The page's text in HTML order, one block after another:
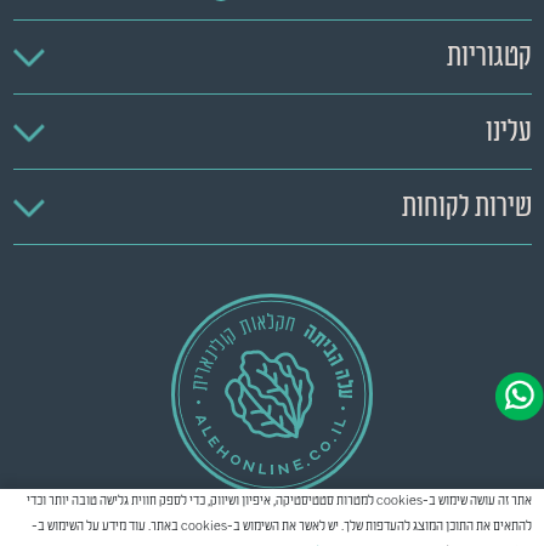
קטגוריות
עלינו
שירות לקוחות
אתר זה עושה שימוש ב-cookies למטרות סטטיסטיקה, איפיון ושיווק, כדי לספק חווית גלישה טובה יותר וכדי
להתאים את התוכן המוצג להעדפות שלך. יש לאשר את השימוש ב-cookies באתר. עוד מידע על השימוש ב-